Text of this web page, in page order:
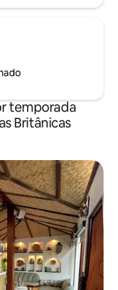
temporada
Britânicas